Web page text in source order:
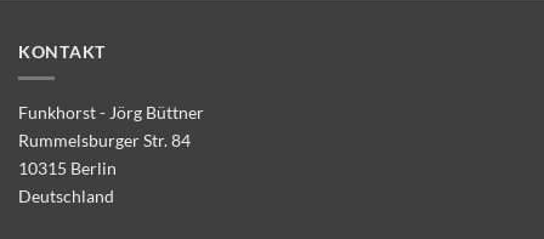
KONTAKT
Funkhorst - Jörg Büttner
Rummelsburger Str. 84
10315 Berlin
Deutschland